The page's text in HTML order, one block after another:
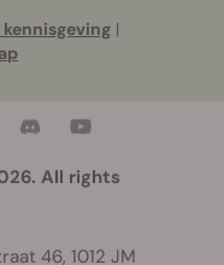
|
All rights
46, 1012 JM